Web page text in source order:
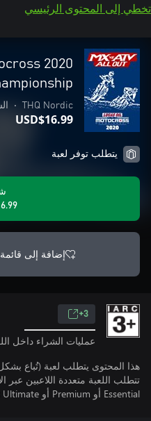
تخطي إلى المحتوى الرئيسي
THQ Nordic
•
USD$16.99
يتطلب توفر لعبة
إضافة إلى قائمة
3+
عمليات الشراء داخل
هذا المحتوى يتطلب لعبة (تُباع
Essential أو Premium أو Ultimate (اشتراكات تُباع بشكل منفصل).